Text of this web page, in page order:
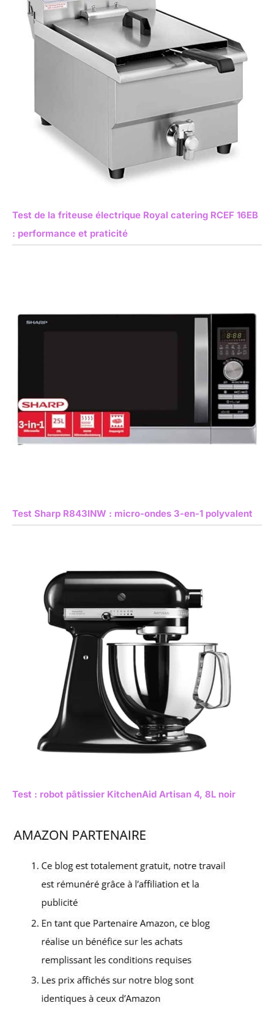
Test de la friteuse électrique Royal catering RCEF 16EB
: performance et praticité
Test Sharp R843INW : micro-ondes 3-en-1 polyvalent
Test : robot pâtissier KitchenAid Artisan 4, 8L noir